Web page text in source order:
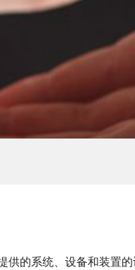
的系统、设备和装置